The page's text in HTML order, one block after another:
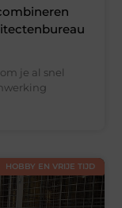
je al snel
HOBBY EN VRIJE TIJD